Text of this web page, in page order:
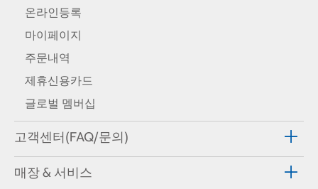
온라인등록
마이페이지
주문내역
제휴신용카드
글로벌 멤버십
고객센터(FAQ/문의)
매장 & 서비스